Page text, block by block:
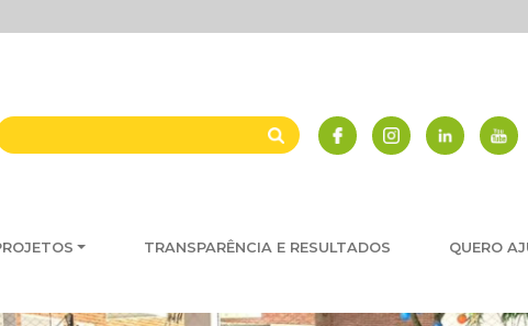
TRANSPARÊNCIA E RESULTADOS QUERO